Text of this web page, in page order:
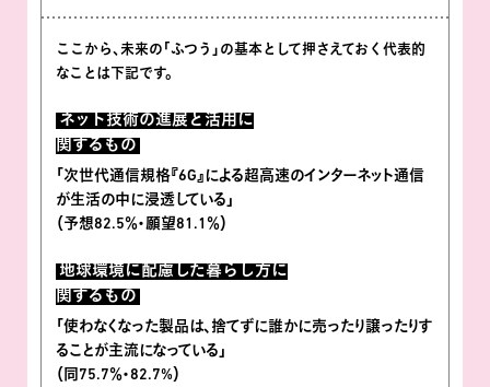
ここから、未来の｢ふつう｣の基本として押さえておく代表的
なことは下記です。
ネット技術の進展と活用に
関するもの
｢次世代通信規格『6G』による超高速のインターネット通信
が生活の中に浸透している｣
（予想82.5％・願望81.1％）
地球環境に配慮した暮らし方に
関するもの
｢使わなくなった製品は、捨てずに誰かに売ったり譲ったりす
ることが主流になっている｣
（同75.7％・82.7%）